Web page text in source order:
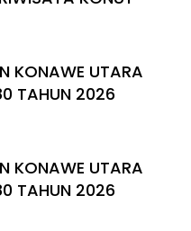
KONAWE UTARA
TAHUN 2026
KONAWE UTARA
TAHUN 2026